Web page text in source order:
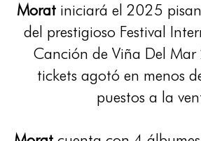
Morat iniciará el 2025
del prestigioso Festival
Canción de Viña Del
tickets agotó en menos
puestos a la